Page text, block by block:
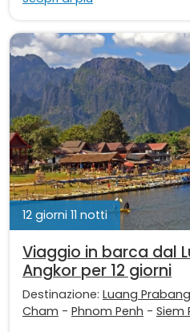
12 giorni 11 notti
Viaggio in barca dal
Angkor per 12 giorni
Destinazione: Luang Prabang
Cham - Phnom Penh - Siem